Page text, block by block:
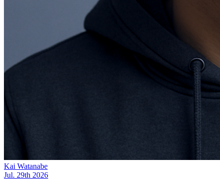
Kai Watanabe
Jul. 29th 2026